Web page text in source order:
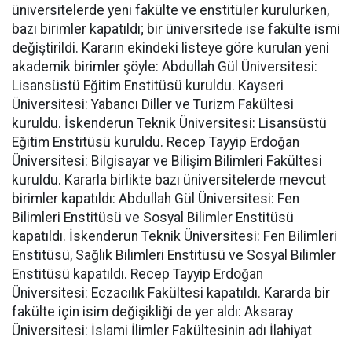
üniversitelerde yeni fakülte ve enstitüler kurulurken,
bazı birimler kapatıldı; bir üniversitede ise fakülte ismi
değiştirildi. Kararın ekindeki listeye göre kurulan yeni
akademik birimler şöyle: Abdullah Gül Üniversitesi:
Lisansüstü Eğitim Enstitüsü kuruldu. Kayseri
Üniversitesi: Yabancı Diller ve Turizm Fakültesi
kuruldu. İskenderun Teknik Üniversitesi: Lisansüstü
Eğitim Enstitüsü kuruldu. Recep Tayyip Erdoğan
Üniversitesi: Bilgisayar ve Bilişim Bilimleri Fakültesi
kuruldu. Kararla birlikte bazı üniversitelerde mevcut
birimler kapatıldı: Abdullah Gül Üniversitesi: Fen
Bilimleri Enstitüsü ve Sosyal Bilimler Enstitüsü
kapatıldı. İskenderun Teknik Üniversitesi: Fen Bilimleri
Enstitüsü, Sağlık Bilimleri Enstitüsü ve Sosyal Bilimler
Enstitüsü kapatıldı. Recep Tayyip Erdoğan
Üniversitesi: Eczacılık Fakültesi kapatıldı. Kararda bir
fakülte için isim değişikliği de yer aldı: Aksaray
Üniversitesi: İslami İlimler Fakültesinin adı İlahiyat